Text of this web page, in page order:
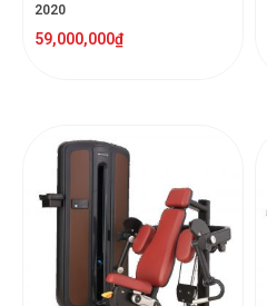
2020
59,000,000₫